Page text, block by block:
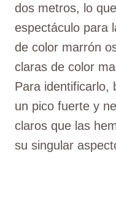
dos metros, lo
espectáculo para
de color marrón
claras de color
Para identificarlo,
un pico fuerte y
claros que las
su singular